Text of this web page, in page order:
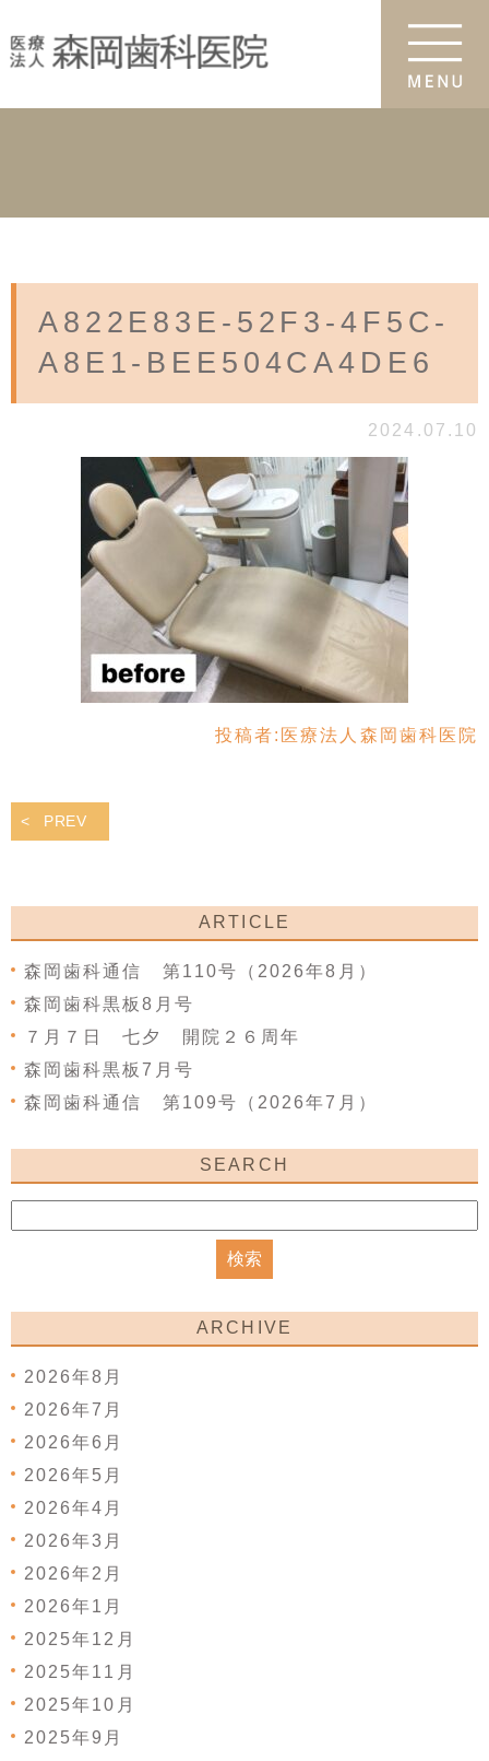
A822E83E-52F3-4F5C-
A8E1-BEE504CA4DE6
2024.07.10
投稿者: 医療法人森岡歯科医院
PREV
ARTICLE
森岡歯科通信 第110号（2026年8月）
森岡歯科黒板8月号
７月７日 七夕 開院２６周年
森岡歯科黒板7月号
森岡歯科通信 第109号（2026年7月）
SEARCH
ARCHIVE
2026年8月
2026年7月
2026年6月
2026年5月
2026年4月
2026年3月
2026年2月
2026年1月
2025年12月
2025年11月
2025年10月
2025年9月